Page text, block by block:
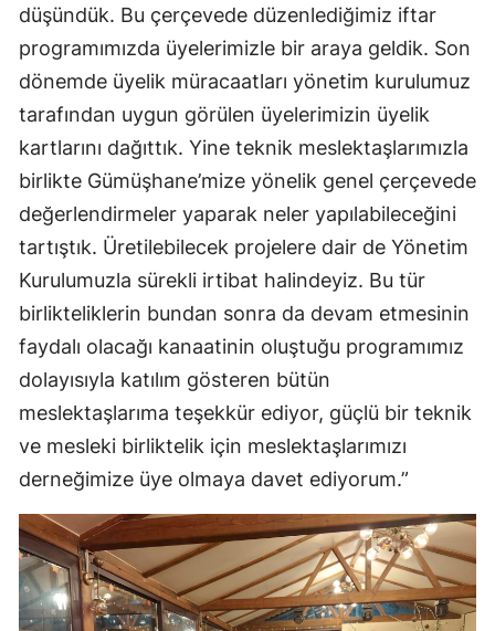
Konya
Kütahya
Malatya
Manisa
Kahramanmaraş
Mardin
Muğla
Nevşehir
Niğde
Ordu
Rize
Sakarya
düşündük. Bu çerçevede düzenlediğimiz iftar
programımızda üyelerimizle bir araya geldik. Son
dönemde üyelik müracaatları yönetim kurulumuz
tarafından uygun görülen üyelerimizin üyelik
kartlarını dağıttık. Yine teknik meslektaşlarımızla
birlikte Gümüşhane’mize yönelik genel çerçevede
değerlendirmeler yaparak neler yapılabileceğini
tartıştık. Üretilebilecek projelere dair de Yönetim
Kurulumuzla sürekli irtibat halindeyiz. Bu tür
birlikteliklerin bundan sonra da devam etmesinin
faydalı olacağı kanaatinin oluştuğu programımız
dolayısıyla katılım gösteren bütün
meslektaşlarıma teşekkür ediyor, güçlü bir teknik
ve mesleki birliktelik için meslektaşlarımızı
derneğimize üye olmaya davet ediyorum.”